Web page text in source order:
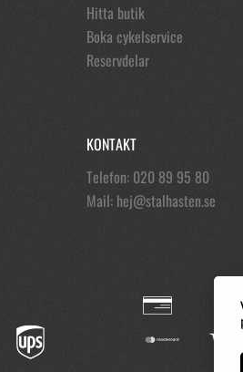
Hitta butik
Boka cykelservice
Reservdelar
KONTAKT
Telefon: 020 89 95 80
Mail: hej@stalhasten.se